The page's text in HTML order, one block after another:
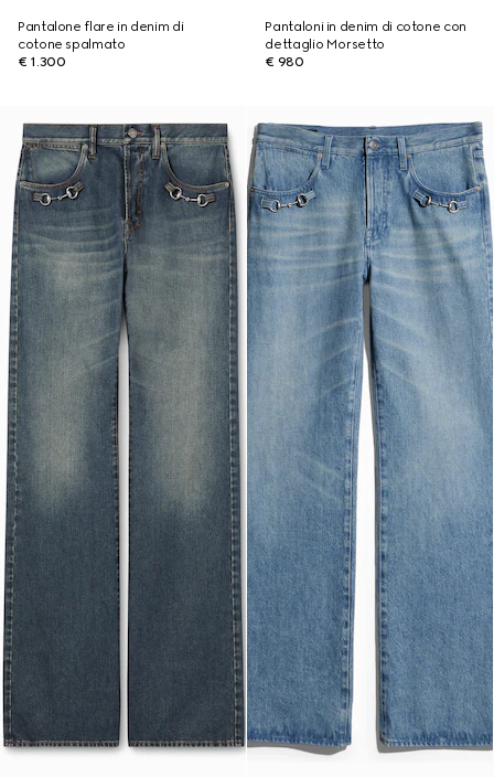
Pantalone flare in denim di
cotone spalmato
€ 1.300
Pantaloni in denim di cotone con
dettaglio Morsetto
€ 980